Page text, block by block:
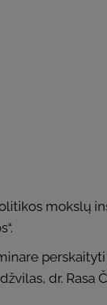
mokslų
dr. Rasa